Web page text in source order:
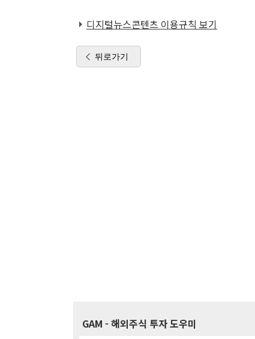
디지털뉴스콘텐츠 이용규칙 보기
뒤로가기
GAM - 해외주식 투자 도우미